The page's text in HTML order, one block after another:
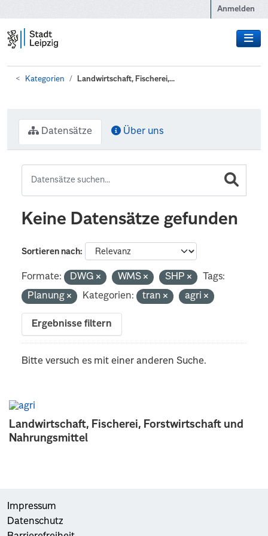
Anmelden
Kategorien Landwirtschaft, Fischerei,...
Landwirtschaft, Fischerei, Forstwirtschaft und
Nahrungsmittel
Datensätze Über uns
Keine Datensätze gefunden
Sortieren nach
Formate: DWG WMS SHP
Tags:
Planung
Kategorien: tran agri
Ergebnisse filtern
Bitte versuch es mit einer anderen Suche.
Impressum
Datenschutz